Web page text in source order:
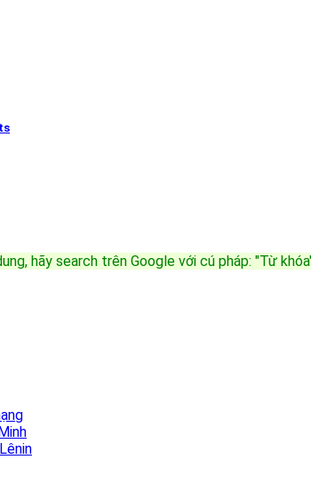
hãy search trên Google với cú pháp: "Từ